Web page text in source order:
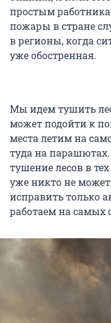
простым
пожары в стране
в регионы, когда
уже обостренная.
Мы идем тушить
может подойти к
места летим на
туда на парашютах.
тушение лесов в
уже никто не
исправить только
работаем на